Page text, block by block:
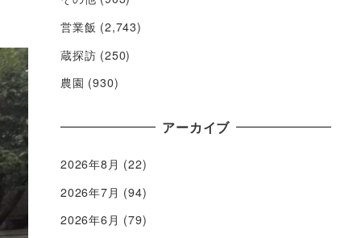
営業飯 (2,743)
蔵探訪 (250)
農園 (930)
アーカイブ
2026年8月 (22)
2026年7月 (94)
2026年6月 (79)